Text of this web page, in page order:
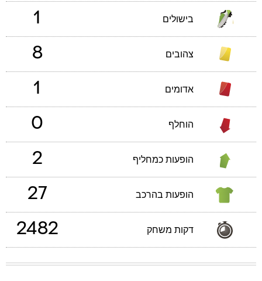
בישולים 1
צהובים 8
אדומים 1
הוחלף 0
הופעות כמחליף 2
הופעות בהרכב 27
דקות משחק 2482